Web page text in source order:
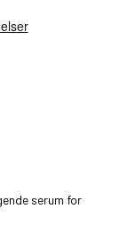
serum for